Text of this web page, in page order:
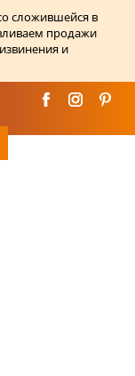
сложившейся в
продажи
и